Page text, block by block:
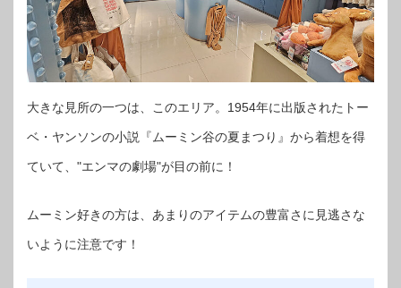
大きな見所の一つは、このエリア。1954年に出版されたトー
ベ・ヤンソンの小説『ムーミン谷の夏まつり』から着想を得
ていて、"エンマの劇場"が目の前に！
ムーミン好きの方は、あまりのアイテムの豊富さに見逃さな
いように注意です！